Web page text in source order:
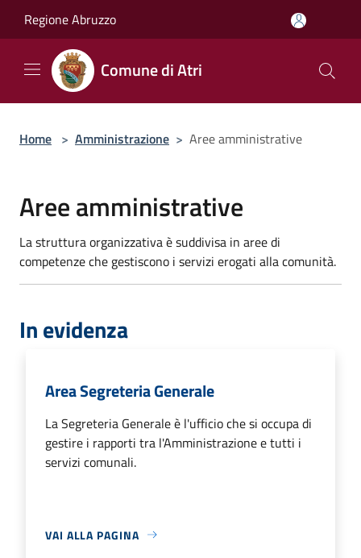
Regione Abruzzo
Comune di Atri
Home > Amministrazione > Aree amministrative
Aree amministrative
La struttura organizzativa è suddivisa in aree di
competenze che gestiscono i servizi erogati alla comunità.
In evidenza
Area Segreteria Generale
La Segreteria Generale è l'ufficio che si occupa di
gestire i rapporti tra l'Amministrazione e tutti i
servizi comunali.
VAI ALLA PAGINA